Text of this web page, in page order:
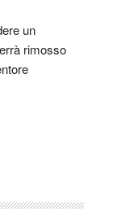
un
rimosso